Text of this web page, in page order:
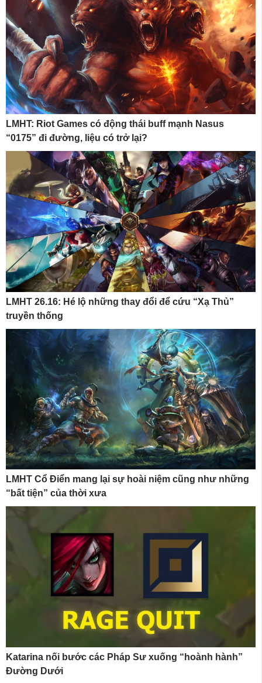
LMHT: Riot Games có động thái buff mạnh Nasus
“0175” đi đường, liệu có trở lại?
LMHT 26.16: Hé lộ những thay đổi để cứu “Xạ Thủ”
truyền thống
LMHT Cổ Điển mang lại sự hoài niệm cũng như những
“bất tiện” của thời xưa
Katarina nối bước các Pháp Sư xuống “hoành hành”
Đường Dưới